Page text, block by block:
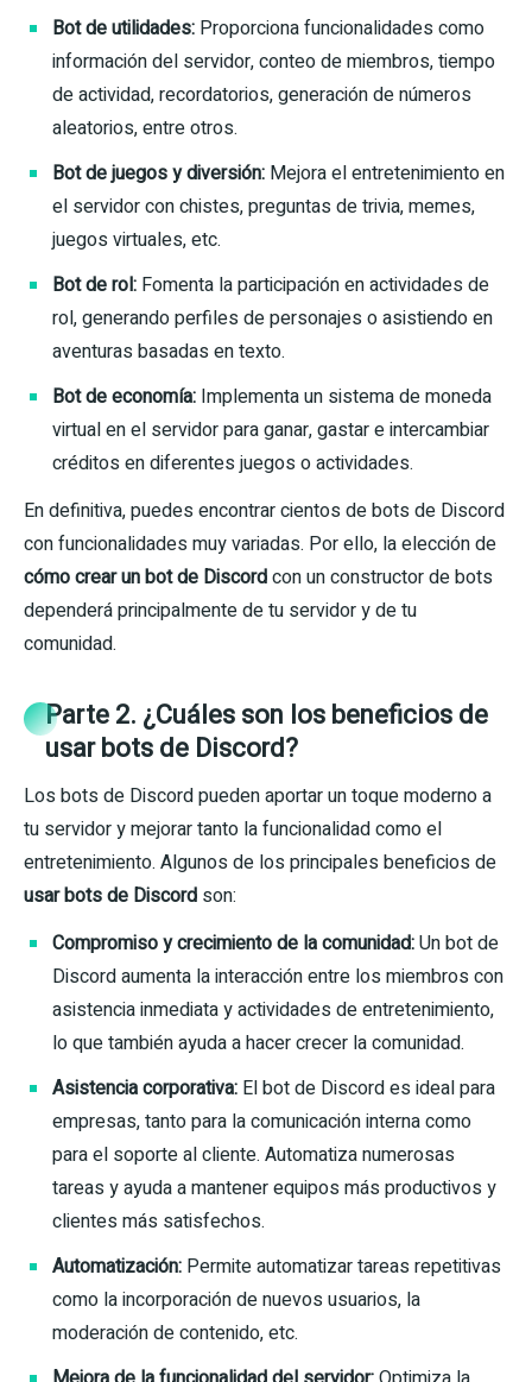
Bot de utilidades: Proporciona funcionalidades como
información del servidor, conteo de miembros, tiempo
de actividad, recordatorios, generación de números
aleatorios, entre otros.
Bot de juegos y diversión: Mejora el entretenimiento en
el servidor con chistes, preguntas de trivia, memes,
juegos virtuales, etc.
Bot de rol: Fomenta la participación en actividades de
rol, generando perfiles de personajes o asistiendo en
aventuras basadas en texto.
Bot de economía: Implementa un sistema de moneda
virtual en el servidor para ganar, gastar e intercambiar
créditos en diferentes juegos o actividades.
En definitiva, puedes encontrar cientos de bots de Discord
con funcionalidades muy variadas. Por ello, la elección de
cómo crear un bot de Discordcon un constructor de bots
dependerá principalmente de tu servidor y de tu
comunidad.
Parte 2. ¿Cuáles son los beneficios de
usar bots de Discord?
Los bots de Discord pueden aportar un toque moderno a
tu servidor y mejorar tanto la funcionalidad como el
entretenimiento. Algunos de los principales beneficios de
usar bots de Discord son:
Compromiso y crecimiento de la comunidad:Un bot de
Discord aumenta la interacción entre los miembros con
asistencia inmediata y actividades de entretenimiento,
lo que también ayuda a hacer crecer la comunidad.
Asistencia corporativa: El bot de Discord es ideal para
empresas, tanto para la comunicación interna como
para el soporte al cliente. Automatiza numerosas
tareas y ayuda a mantener equipos más productivos y
clientes más satisfechos.
Automatización: Permite automatizar tareas repetitivas
como la incorporación de nuevos usuarios, la
moderación de contenido, etc.